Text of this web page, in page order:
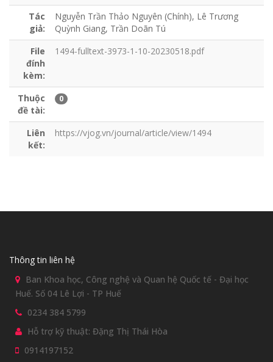
Tác
giả:
Nguyễn Trần Thảo Nguyên (Chính), Lê Trương
Quỳnh Giang, Trần Doãn Tú
File
đính
kèm:
1494-fulltext-3973-1-10-20230518.pdf
Thuộc
đề tài:
0
Liên
kết:
https://vjog.vn/journal/article/view/1494
Thông tin liên hệ
Ban Khoa học, Công nghệ và Quan hệ Quốc tế - Đại học
Huế. Số 04 Lê Lợi - TP Huế
0234 384 5799
Hỗ trợ kỹ thuật: Đặng Thị Thái Hòa
0914197152